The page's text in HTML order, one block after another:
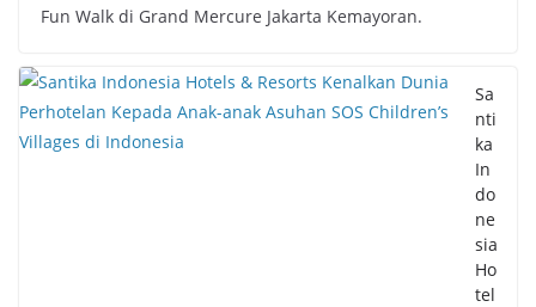
Fun Walk di Grand Mercure Jakarta Kemayoran.
Sa
nti
ka
In
do
ne
sia
Ho
tel